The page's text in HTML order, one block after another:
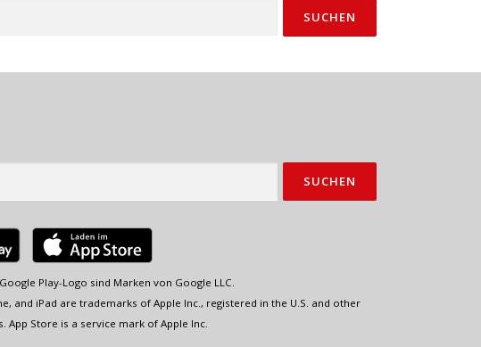
Play-Logo sind Marken von Google LLC.
and iPad are trademarks of Apple Inc., registered in the U.S. and other
App Store is a service mark of Apple Inc.